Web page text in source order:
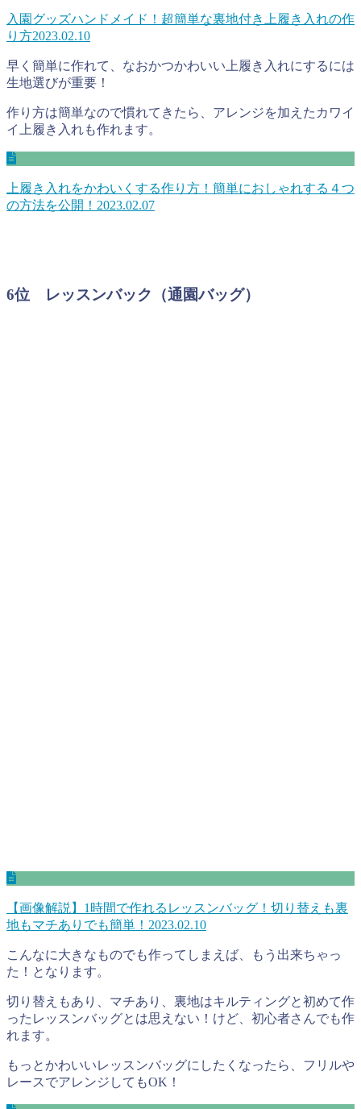
入園グッズハンドメイド！超簡単な裏地付き上履き入れの作
り方2023.02.10
早く簡単に作れて、なおかつかわいい上履き入れにするには
生地選びが重要！
作り方は簡単なので慣れてきたら、アレンジを加えたカワイ
イ上履き入れも作れます。
上履き入れをかわいくする作り方！簡単におしゃれする４つ
の方法を公開！ 2023.02.07
6位 レッスンバック（通園バッグ）
【画像解説】1時間で作れるレッスンバッグ！切り替えも裏
地もマチありでも簡単！ 2023.02.10
こんなに大きなものでも作ってしまえば、もう出来ちゃっ
た！となります。
切り替えもあり、マチあり、裏地はキルティングと初めて作
ったレッスンバッグとは思えない！けど、初心者さんでも作
れます。
もっとかわいいレッスンバッグにしたくなったら、フリルや
レースでアレンジしてもOK！